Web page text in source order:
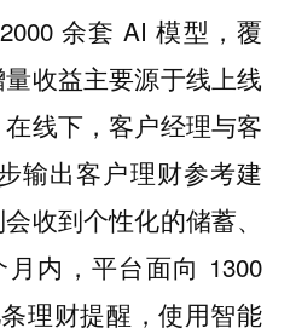
余套 AI 模型，覆
收益主要源于线上线
线下，客户经理与客
输出客户理财参考建
收到个性化的储蓄、
内，平台面向 1300
理财提醒，使用智能